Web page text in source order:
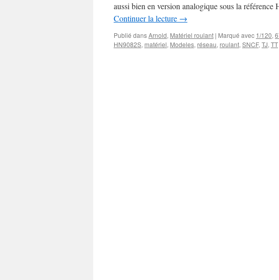
aussi bien en version analogique sous la
Continuer la lecture →
Publié dansArnold, Matériel roulant | Marqué avec 1/120,
HN9082S, matériel, Modeles, réseau, roulant, SNCF, TJ, TT